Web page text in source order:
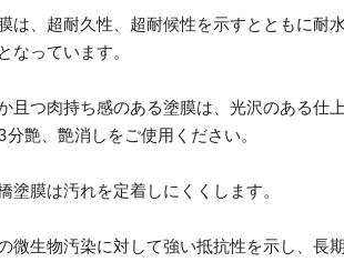
は、超耐久性、超耐候性を示すとともに耐
なっています。
且つ肉持ち感のある塗膜は、光沢のある
艶、艶消しをご使用ください。
膜は汚れを定着しにくくします。
微生物汚染に対して強い抵抗性を示し、長